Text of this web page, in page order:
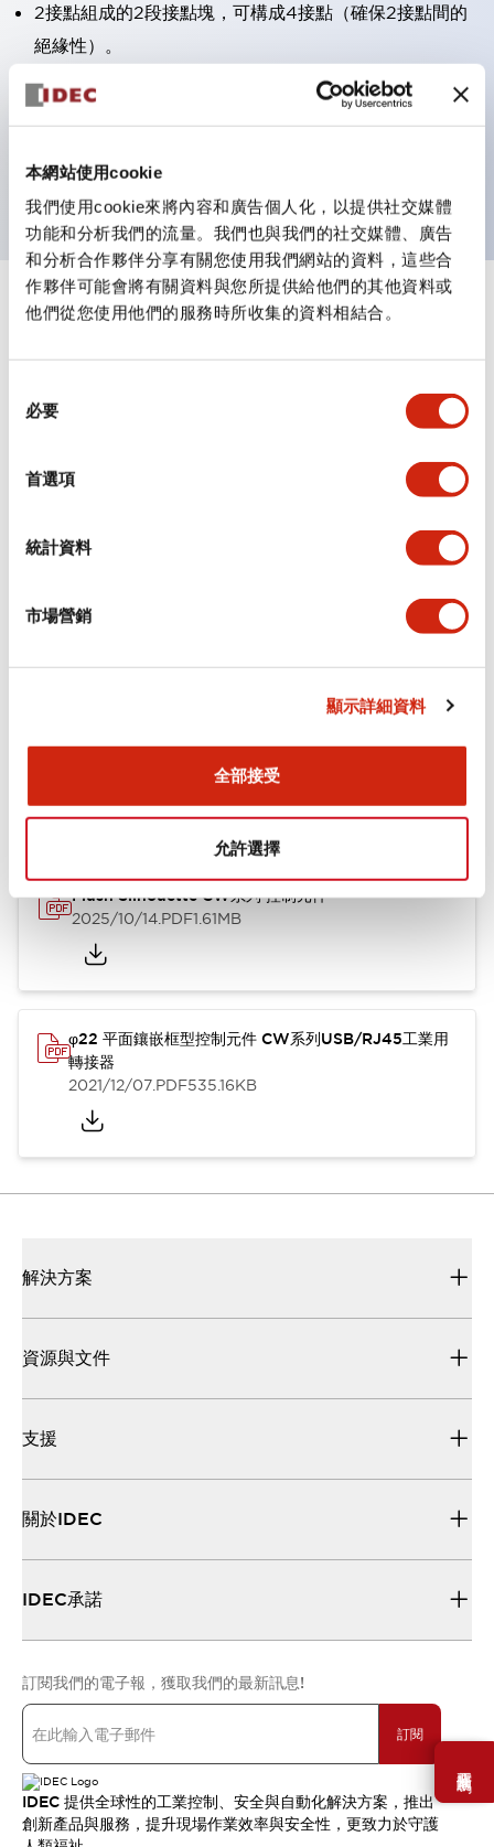
本網站使用cookie
我們使用cookie來將內容和廣告個人化，以提供社交媒體
功能和分析我們的流量。我們也與我們的社交媒體、廣告
和分析合作夥伴分享有關您使用我們網站的資料，這些合
作夥伴可能會將有關資料與您所提供給他們的其他資料或
他們從您使用他們的服務時所收集的資料相結合。
必要
首選項
統計資料
市場營銷
顯示詳細資料
全部接受
允許選擇
需要幫助嗎？
2接點組成的2段接點塊，可構成4接點（確保2接點間的
絕緣性）。
面板深度39.9mm（※11段接點塊）、59.9mm（※22段
接點塊）。可實現省空間設計。
防護結構
規格
審美規範
環境規範
功能規格
機械規格
型錄和宣傳手冊 CAD檔 認證與標準 技術文件
Flush Silhouette CW系列 控制元件
2025/10/14.PDF1.61MB
φ22 平面鑲嵌框型控制元件 CW系列USB/RJ45工業用
轉接器
2021/12/07.PDF535.16KB
解決方案
資源與文件
支援
關於IDEC
IDEC承諾
訂閱我們的電子報，獲取我們的最新訊息!
訂閱
IDEC 提供全球性的工業控制、安全與自動化解決方案，推出
創新產品與服務，提升現場作業效率與安全性，更致力於守護